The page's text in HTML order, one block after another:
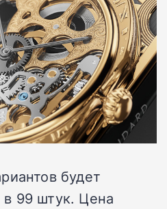
будет
99 штук. Цена